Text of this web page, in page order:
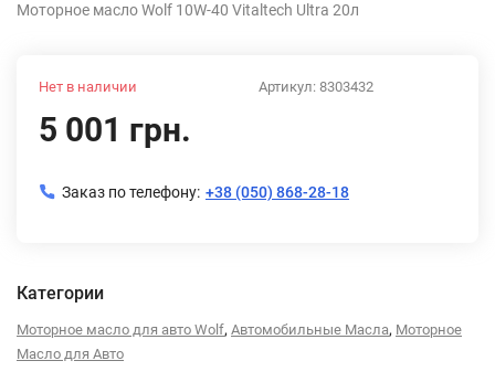
Моторное масло Wolf 10W-40 Vitaltech Ultra 20л
Артикул: 8303432
Нет в наличии
5 001 грн.
Заказ по телефону: +38 (050) 868-28-18
Категории
Моторное масло для авто Wolf, Автомобильные Масла, Моторное
Масло для Авто